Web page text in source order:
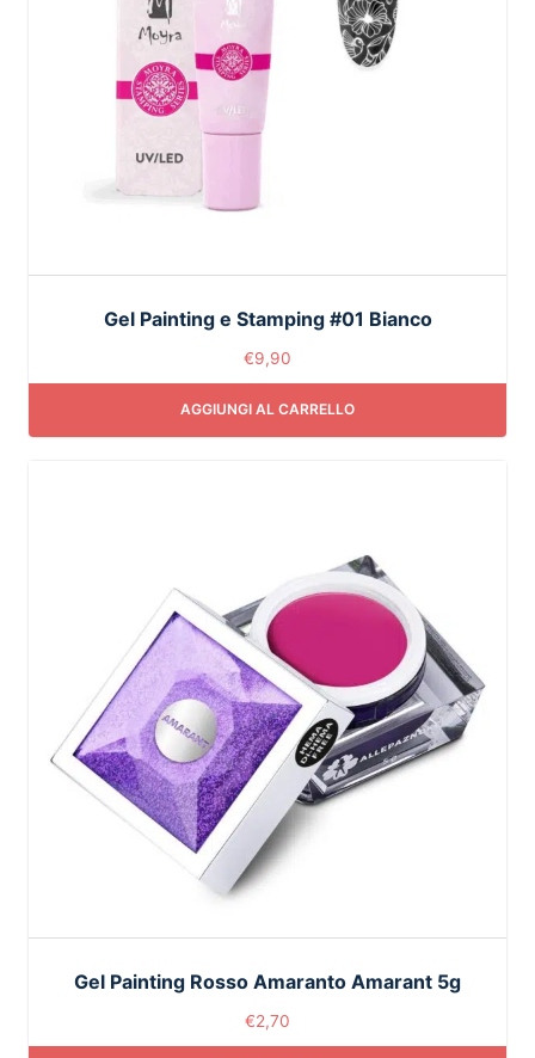
Gel Painting e Stamping #01 Bianco
€9,90
AGGIUNGI AL CARRELLO
Gel Painting Rosso Amaranto Amarant 5g
€2,70